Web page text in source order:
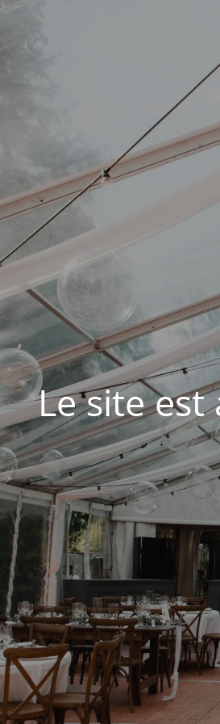
Le site